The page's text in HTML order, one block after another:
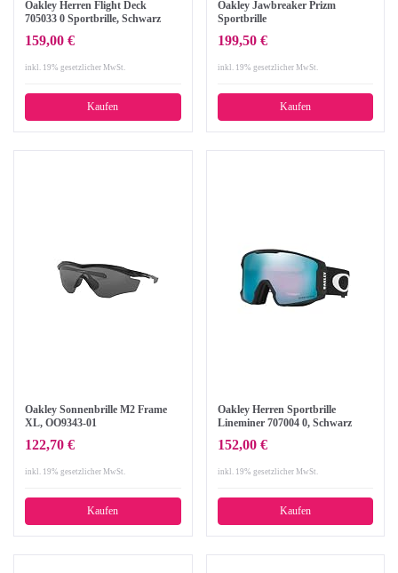
Oakley Herren Flight Deck
705033 0 Sportbrille, Schwarz
99
159,00 €
inkl. 19% gesetzlicher MwSt.
Kaufen
Oakley Jawbreaker Prizm
Sportbrille
199,50 €
inkl. 19% gesetzlicher MwSt.
Kaufen
Oakley Sonnenbrille M2 Frame
XL, OO9343-01
122,70 €
inkl. 19% gesetzlicher MwSt.
Kaufen
Oakley Herren Sportbrille
Lineminer 707004 0, Schwarz
Black/Prizmsapphireiridium), L
152,00 €
inkl. 19% gesetzlicher MwSt.
Kaufen